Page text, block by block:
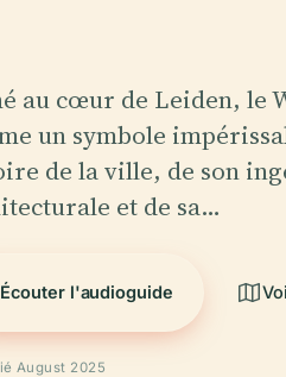
au cœur de Leiden, le
un symbole
de la ville, de son
et de sa…
Écouter l'audioguide
August 2025